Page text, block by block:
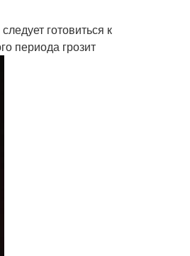
готовиться к
периода грозит